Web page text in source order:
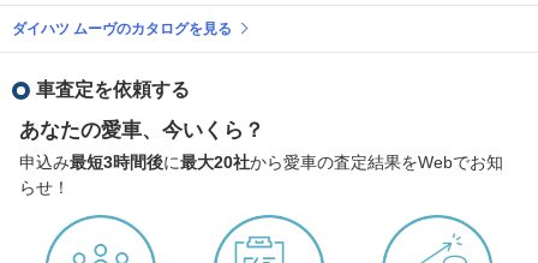
ダイハツ ムーヴのカタログを見る
車査定を依頼する
あなたの愛車、今いくら？
申込み最短3時間後に最大20社から愛車の査定結果をWebでお知
らせ！